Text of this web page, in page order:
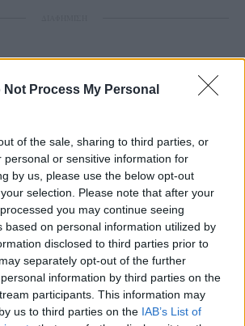
Not Process My Personal
of the sale, sharing to third parties, or
personal or sensitive information for
by us, please use the below opt-out
selection. Please note that after your
you may continue seeing
based on personal information utilized by
disclosed to third parties prior to
separately opt-out of the further
information by third parties on the
participants. This information may
us to third parties on the IAB’s List of